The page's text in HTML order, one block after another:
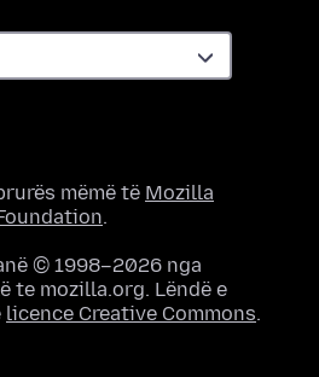
mëmë të Mozilla
.
© 1998–2026 nga
te mozilla.org. Lëndë e
licence Creative Commons.